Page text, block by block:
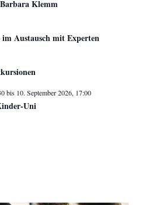
Klemm
im Austausch mit Experten
bis 10. September 2026, 17:00
Uni